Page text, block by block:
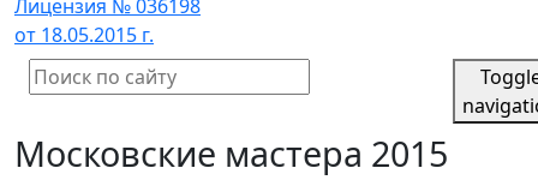
Лицензия № 036198
от 18.05.2015 г.
Московские мастера 2015